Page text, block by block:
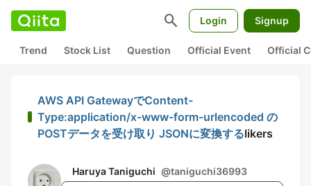
search Login Signup
Trend Stock List Question Official Event Official
AWS API GatewayでContent-
Type:application/x-www-form-urlencoded の
POSTデータを受け取り JSONに変換するlikers
Haruya Taniguchi @taniguchi36993